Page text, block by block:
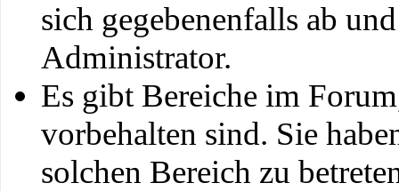
sich gegebenenfalls ab
Administrator.
Es gibt Bereiche im
vorbehalten sind. Sie
solchen Bereich zu